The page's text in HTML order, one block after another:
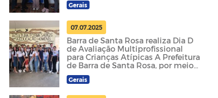
Gerais
07.07.2025
Barra de Santa Rosa realiza Dia D
de Avaliação Multiprofissional
para Crianças Atípicas A Prefeitura
de Barra de Santa Rosa, por meio
da Secretaria M
Gerais